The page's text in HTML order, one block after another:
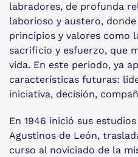
labradores, de profunda
laborioso y austero,
principios y valores como
sacrificio y esfuerzo, que
vida. En este periodo, ya
características futuras:
iniciativa, decisión,
En 1946 inició sus
Agustinos de León,
curso al noviciado de la